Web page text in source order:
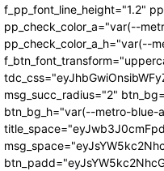
f_pp_font_line_height="1.2"
pp_check_color_a="var(--
pp_check_color_a_h="var(--
msg_succ_radius="2"
btn_bg_h="var(--metro-blue-